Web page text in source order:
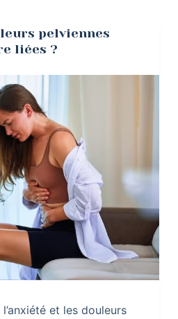
pelviennes
liées ?
et les douleurs